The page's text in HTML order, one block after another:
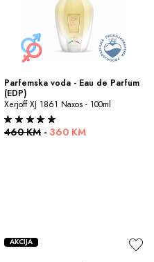
Parfemska voda - Eau de Parfum
(EDP)
Xerjoff XJ 1861 Naxos - 100ml
460 KM - 360 KM
AKCIJA